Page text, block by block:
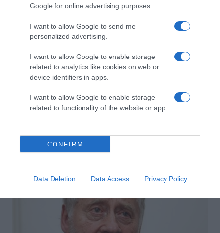
Google for online advertising purposes.
I want to allow Google to send me
personalized advertising.
I want to allow Google to enable storage
related to analytics like cookies on web or
device identifiers in apps.
I want to allow Google to enable storage
related to functionality of the website or app.
CONFIRM
Data Deletion Data Access Privacy Policy
Túlzott félelem a közös jövőtől – hogyan kerüld el egy új
párkapcsolatban?